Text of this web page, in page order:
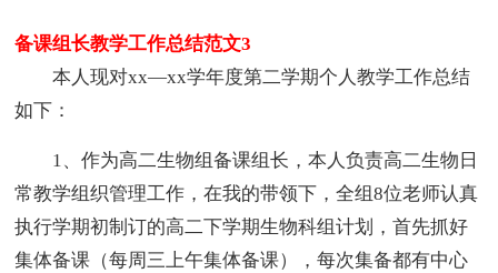
备课组长教学工作总结范文3
本人现对xx—xx学年度第二学期个人教学工作总结
如下：
1、作为高二生物组备课组长，本人负责高二生物日
常教学组织管理工作，在我的带领下，全组8位老师认真
执行学期初制订的高二下学期生物科组计划，首先抓好
集体备课（每周三上午集体备课），每次集备都有中心